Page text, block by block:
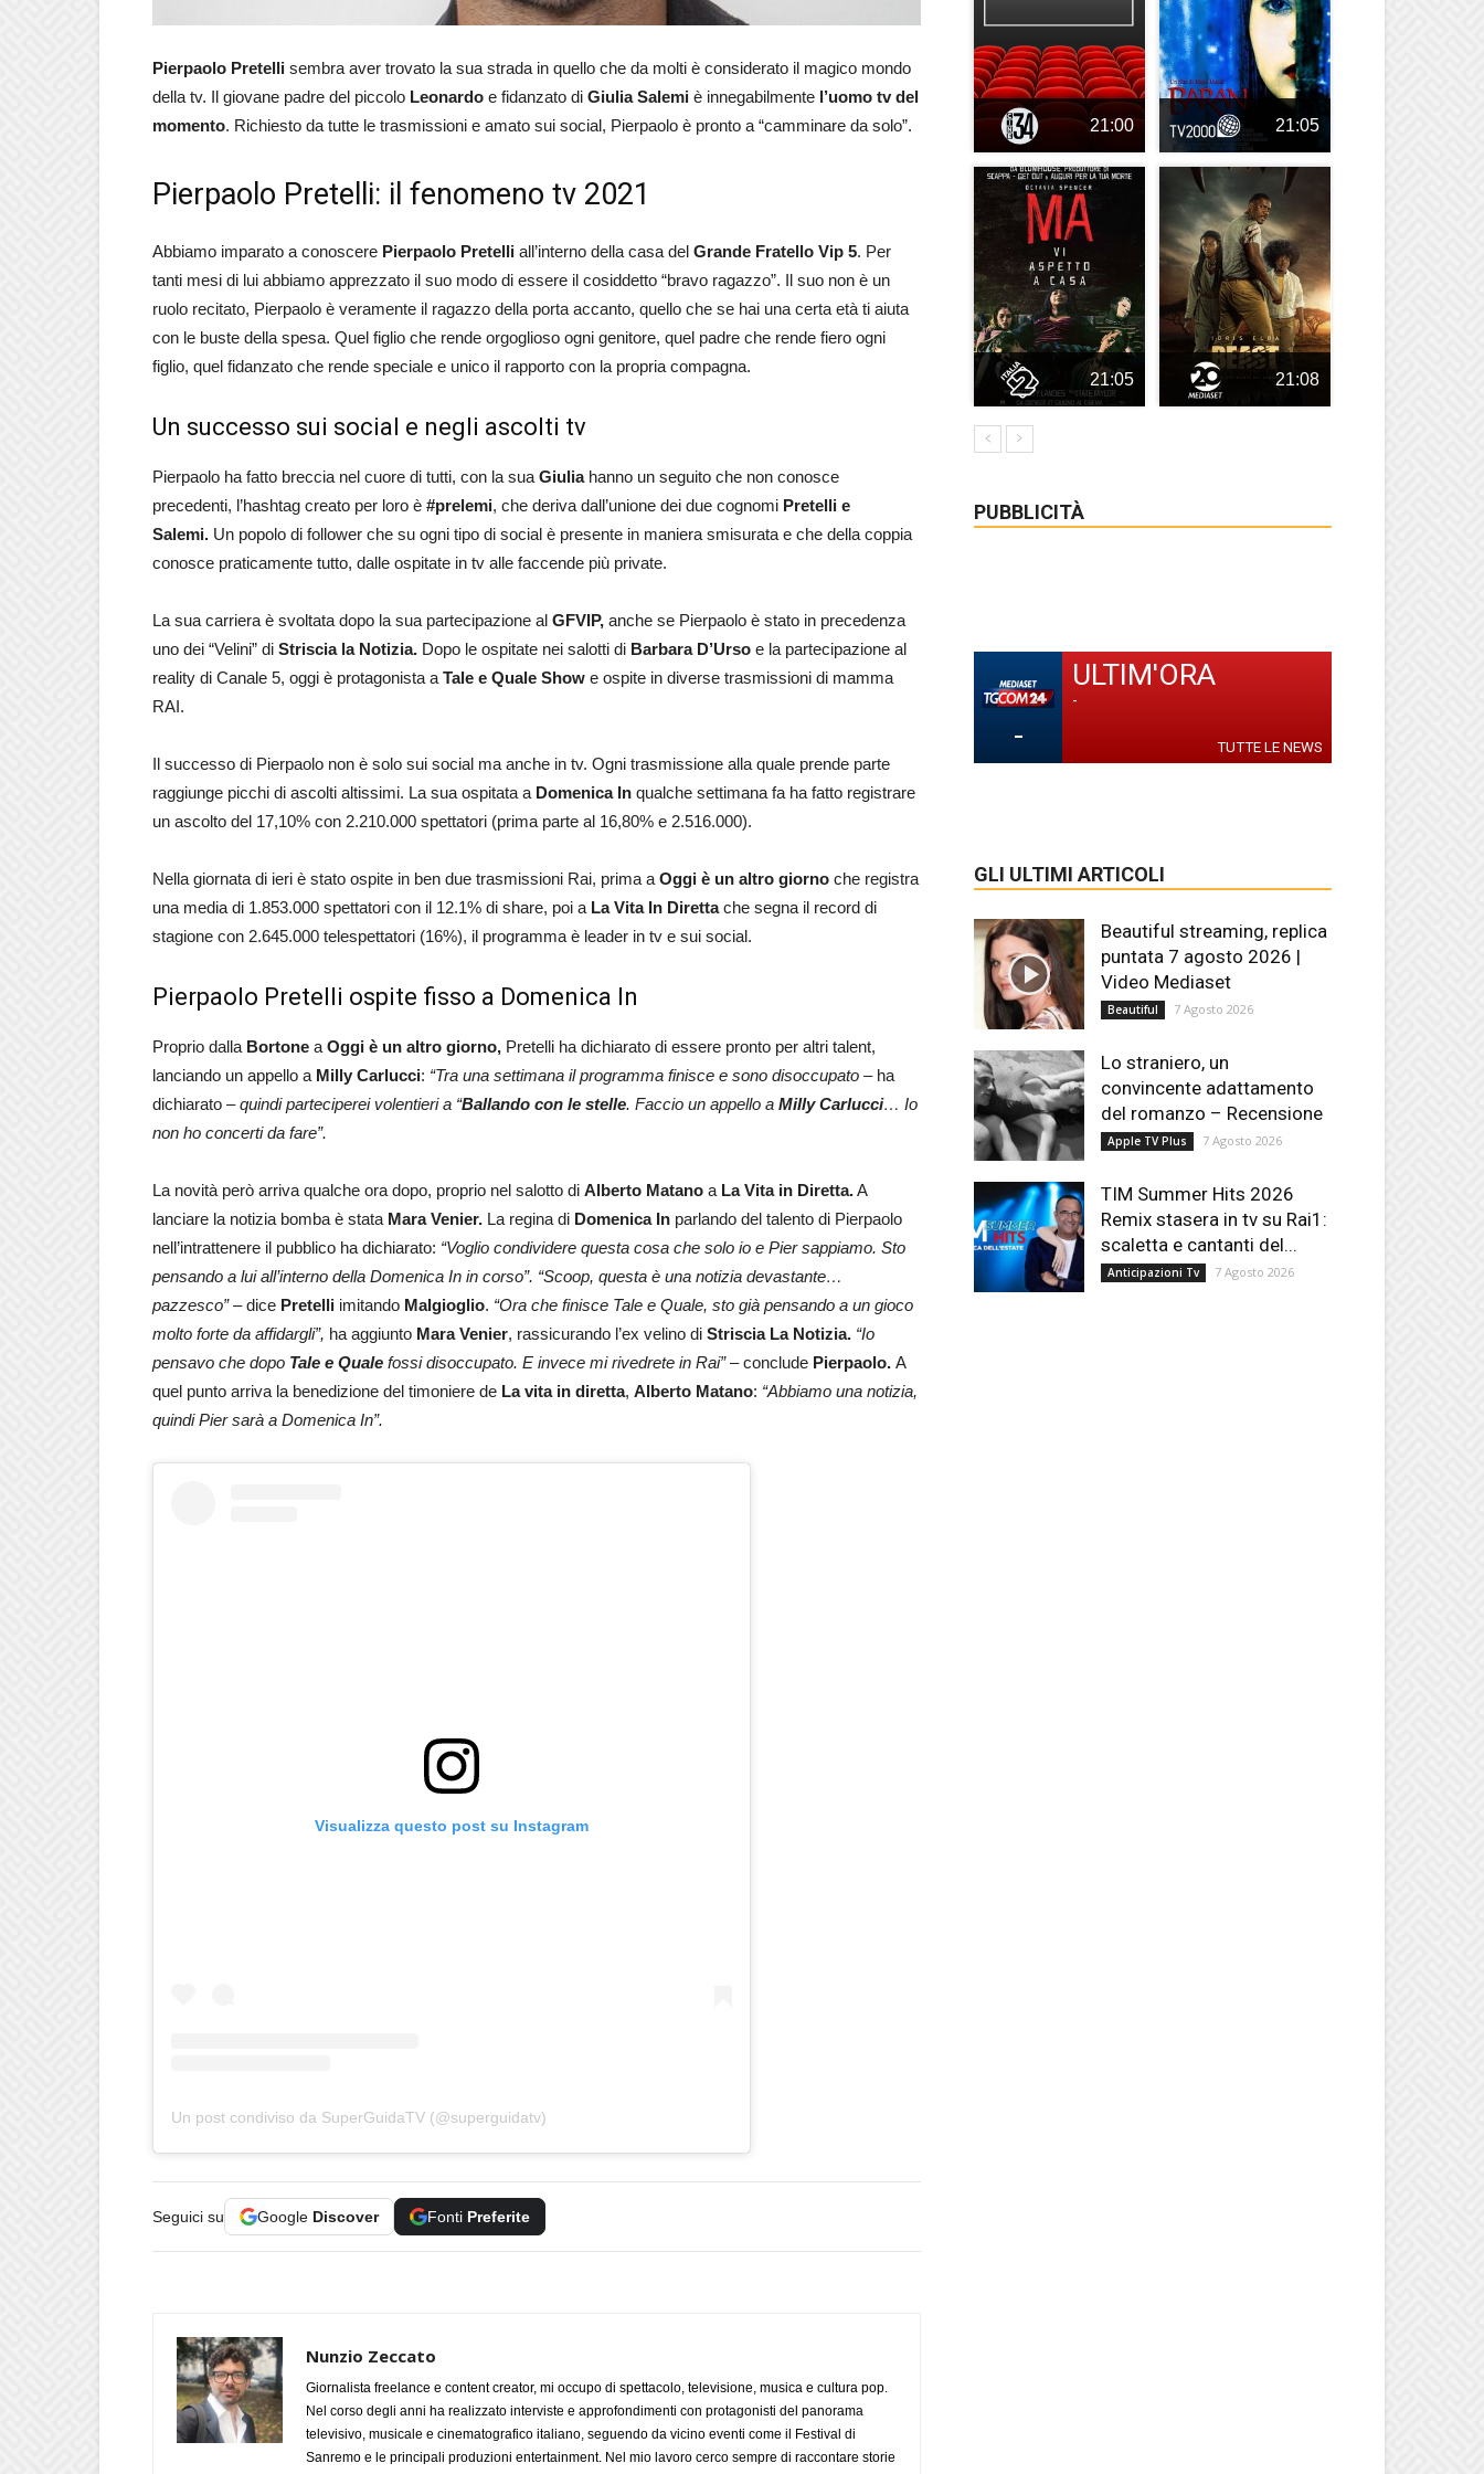
Pierpaolo Pretelli sembra aver trovato la sua strada in quello che da molti è considerato il magico mondo
della tv. Il giovane padre del piccolo Leonardo e fidanzato di Giulia Salemi è innegabilmente l’uomo tv del
momento. Richiesto da tutte le trasmissioni e amato sui social, Pierpaolo è pronto a “camminare da solo”.
Pierpaolo Pretelli: il fenomeno tv 2021
Abbiamo imparato a conoscere Pierpaolo Pretelli all’interno della casa del Grande Fratello Vip 5. Per
tanti mesi di lui abbiamo apprezzato il suo modo di essere il cosiddetto “bravo ragazzo”. Il suo non è un
ruolo recitato, Pierpaolo è veramente il ragazzo della porta accanto, quello che se hai una certa età ti aiuta
con le buste della spesa. Quel figlio che rende orgoglioso ogni genitore, quel padre che rende fiero ogni
figlio, quel fidanzato che rende speciale e unico il rapporto con la propria compagna.
Un successo sui social e negli ascolti tv
Pierpaolo ha fatto breccia nel cuore di tutti, con la sua Giuliahanno un seguito che non conosce
precedenti, l’hashtag creato per loro è #prelemi, che deriva dall’unione dei due cognomi Pretelli e
Salemi. Un popolo di follower che su ogni tipo di social è presente in maniera smisurata e che della coppia
conosce praticamente tutto, dalle ospitate in tv alle faccende più private.
La sua carriera è svoltata dopo la sua partecipazione al GFVIP, anche se Pierpaolo è stato in precedenza
uno dei “Velini” di Striscia la Notizia. Dopo le ospitate nei salotti di Barbara D’Urso e la partecipazione al
reality di Canale 5, oggi è protagonista a Tale e Quale Show e ospite in diverse trasmissioni di mamma
RAI.
Il successo di Pierpaolo non è solo sui social ma anche in tv. Ogni trasmissione alla quale prende parte
raggiunge picchi di ascolti altissimi. La sua ospitata a Domenica In qualche settimana fa ha fatto registrare
un ascolto del 17,10% con 2.210.000 spettatori (prima parte al 16,80% e 2.516.000).
Nella giornata di ieri è stato ospite in ben due trasmissioni Rai, prima a Oggi è un altro giorno che registra
una media di 1.853.000 spettatori con il 12.1% di share, poi a La Vita In Direttache segna il record di
stagione con 2.645.000 telespettatori (16%), il programma è leader in tv e sui social.
Pierpaolo Pretelli ospite fisso a Domenica In
Proprio dalla Bortone a Oggi è un altro giorno, Pretelli ha dichiarato di essere pronto per altri talent,
lanciando un appello a Milly Carlucci: “Tra una settimana il programma finisce e sono disoccupato – ha
dichiarato –quindi parteciperei volentieri a “Ballando con le stelle. Faccio un appello a Milly Carlucci… Io
non ho concerti da fare”.
La novità però arriva qualche ora dopo, proprio nel salotto di Alberto Matano a La Vita in Diretta.A
lanciare la notizia bomba è stata Mara Venier. La regina di Domenica In parlando del talento di Pierpaolo
nell’intrattenere il pubblico ha dichiarato: “Voglio condividere questa cosa che solo io e Pier sappiamo. Sto
pensando a lui all’interno della Domenica In in corso”. “Scoop, questa è una notizia devastante…
pazzesco”– dice Pretelli imitando Malgioglio. “Ora che finisce Tale e Quale, sto già pensando a un gioco
molto forte da affidargli”, ha aggiunto Mara Venier, rassicurando l’ex velino di Striscia La Notizia. “Io
pensavo che dopo Tale e Quale fossi disoccupato. E invece mi rivedrete in Rai”– conclude Pierpaolo. A
quel punto arriva la benedizione del timoniere de La vita in diretta, Alberto Matano: “Abbiamo una notizia,
quindi Pier sarà a Domenica In”.
Visualizza questo post su Instagram
Un post condiviso da SuperGuidaTV (@superguidatv)
Seguici su Google Discover Fonti Preferite
Nunzio Zeccato
Giornalista freelance e content creator, mi occupo di spettacolo, televisione, musica e cultura pop.
Nel corso degli anni ha realizzato interviste e approfondimenti con protagonisti del panorama
televisivo, musicale e cinematografico italiano, seguendo da vicino eventi come il Festival di
Sanremo e le principali produzioni entertainment. Nel mio lavoro cerco sempre di raccontare storie
21:00 21:05
21:05 21:08
PUBBLICITÀ
-
ULTIM'ORA
-
TUTTE LE NEWS
GLI ULTIMI ARTICOLI
Beautiful streaming, replica
puntata 7 agosto 2026 |
Video Mediaset
Beautiful 7 Agosto 2026
Lo straniero, un
convincente adattamento
del romanzo – Recensione
Apple TV Plus 7 Agosto 2026
TIM Summer Hits 2026
Remix stasera in tv su Rai1:
scaletta e cantanti del...
Anticipazioni Tv 7 Agosto 2026